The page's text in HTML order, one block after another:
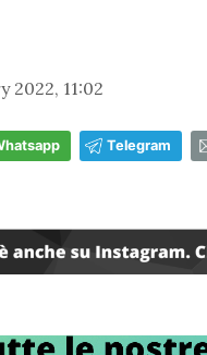
2022, 11:02
Telegram